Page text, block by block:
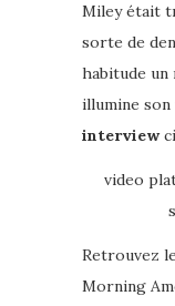
Miley était
sorte de
habitude un
illumine son
interview
video
Retrouvez
Morning